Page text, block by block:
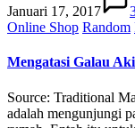
Januari 17, 2017
Posted
Online Shop Random
Mengatasi Galau
Source: Traditional
adalah mengunjungi